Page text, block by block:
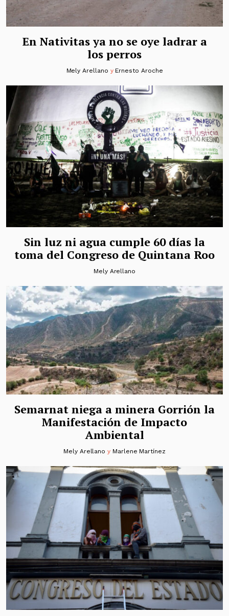
En Nativitas ya no se oye ladrar a
los perros
Mely Arellano y Ernesto Aroche
Sin luz ni agua cumple 60 días la
toma del Congreso de Quintana Roo
Mely Arellano
Semarnat niega a minera Gorrión la
Manifestación de Impacto
Ambiental
Mely Arellano y Marlene Martínez